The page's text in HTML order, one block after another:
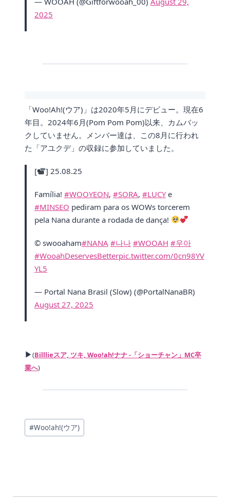
2025
「Woo!Ah!(ウア)」は2020年5月にデビュー。現在6
年目。2024年6月(Pom Pom Pom)以来、カムバッ
クしていません。メンバー達は、この8月に行われ
た「アユクデ」の収録に参加していました。
[ ] 25.08.25
Família! #WOOYEON, #SORA, #LUCYe
#MINSEO pediram para os WOWs torcerem
pela Nana durante a rodada de dança!
© swooaham#NANA #나나 #WOOAH #우아
#WooahDeservesBetterpic.twitter.com/0cn98YV
YL5
— Portal Nana Brasil (Slow) (@PortalNanaBR)
August 27, 2025
▶(Billlieスア, ツキ, Woo!ah!ナナ -「ショーチャン」MC卒
業へ)
投
稿
#Woo!ah!(ウア)